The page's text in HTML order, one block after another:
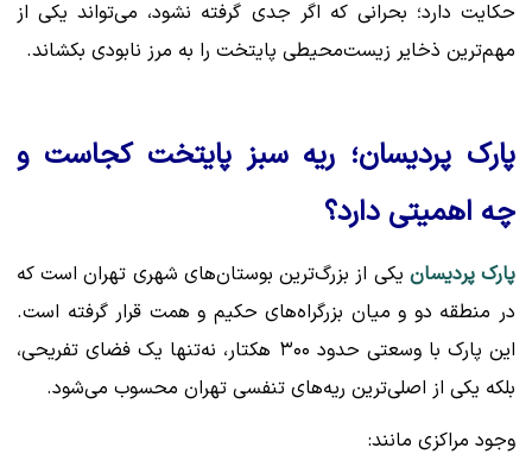
حکایت دارد؛ بحرانی که اگر جدی گرفته نشود، می‌تواند یکی از
مهم‌ترین ذخایر زیست‌محیطی پایتخت را به مرز نابودی بکشاند.
پارک پردیسان؛ ریه سبز پایتخت کجاست و
چه اهمیتی دارد؟
پارک پردیسان یکی از بزرگ‌ترین بوستان‌های شهری تهران است که
در منطقه دو و میان بزرگراه‌های حکیم و همت قرار گرفته است.
این پارک با وسعتی حدود ۳۰۰ هکتار، نه‌تنها یک فضای تفریحی،
بلکه یکی از اصلی‌ترین ریه‌های تنفسی تهران محسوب می‌شود.
وجود مراکزی مانند: